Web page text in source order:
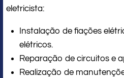
eletricista:
Instalação de fiações
elétricos.
Reparação de circuitos e
Realização de